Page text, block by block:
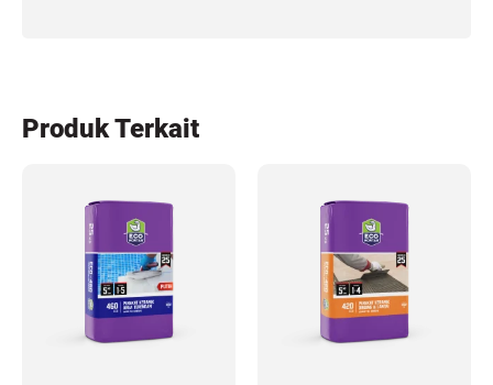
Produk Terkait